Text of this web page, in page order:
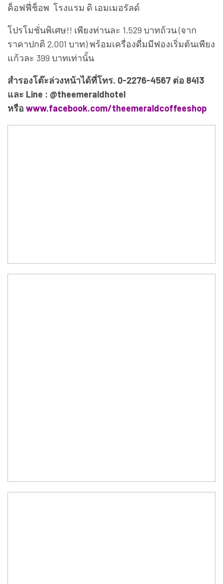
ค็อฟฟี่ช็อพ โรงแรม ดิ เอมเมอรัลด์
โปรโมชั่นพิเศษ!! เพียงท่านละ 1,529 บาทถ้วน (จาก
ราคาปกติ 2,001 บาท) พร้อมเครื่องดื่มมีฟองเริ่มต้นเพียง
แก้วละ 399 บาทเท่านั้น
สำรองโต๊ะล่วงหน้าได้ที่โทร. 0-2276-4567 ต่อ 8413
และ Line : @theemeraldhotel
หรือ www.facebook.com/theemeraldcoffeeshop